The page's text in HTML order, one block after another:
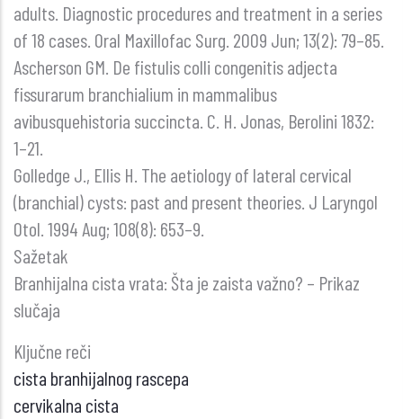
adults. Diagnostic procedures and treatment in a series
of 18 cases. Oral Maxillofac Surg. 2009 Jun; 13(2): 79–85.
Ascherson GM. De fistulis colli congenitis adjecta
fissurarum branchialium in mammalibus
avibusquehistoria succincta. C. H. Jonas, Berolini 1832:
1–21.
Golledge J., Ellis H. The aetiology of lateral cervical
(branchial) cysts: past and present theories. J Laryngol
Otol. 1994 Aug; 108(8): 653–9.
Sažetak
Branhijalna cista vrata: Šta je zaista važno? – Prikaz
slučaja
Ključne reči
cista branhijalnog rascepa
cervikalna cista